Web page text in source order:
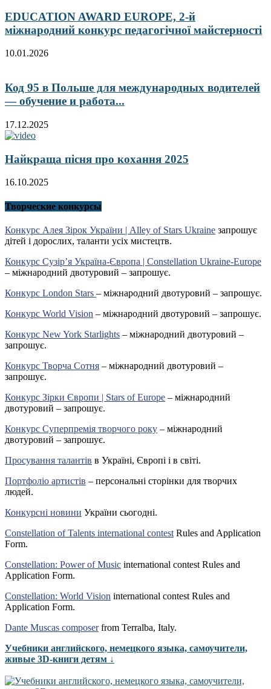
EDUCATION AWARD EUROPE, 2-й
міжнародний конкурс педагогічної майстерності
10.01.2026
Код 95 в Польше для международных водителей
— обучение и работа...
17.12.2025
Найкраща пісня про кохання 2025
16.10.2025
Творческие конкурсы
Конкурс Алея Зірок України | Alley of Stars Ukraine запрошує
дітей і дорослих, таланти усіх мистецтв.
Конкурс Сузір’я Україна-Європа | Constellation Ukraine-Europe
– міжнародний двотуровий – запрошує.
Конкурс London Stars – міжнародний двотуровий – запрошує.
Конкурс World Vision – міжнародний двотуровий – запрошує.
Конкурс New York Starlights – міжнародний двотуровий –
запрошує.
Конкурс Творча Сотня – міжнародний двотуровий –
запрошує.
Конкурс Зірки Європи | Stars of Europe – міжнародний
двотуровий – запрошує.
Конкурс Суперпремія творчого року – міжнародний
двотуровий – запрошує.
Просування талантів в Україні, Європі і в світі.
Портфоліо артистів – персональні сторінки для творчих
людей.
Конкурсні новини України сьогодні.
Constellation of Talents international contest Rules and Application
Form.
Constellation: Power of Music international contest Rules and
Application Form.
Constellation: World Vision international contest Rules and
Application Form.
Dante Muscas composerfrom Terralba, Italy.
Учебники английского, немецкого языка, самоучители,
живые 3D-книги детям ↓